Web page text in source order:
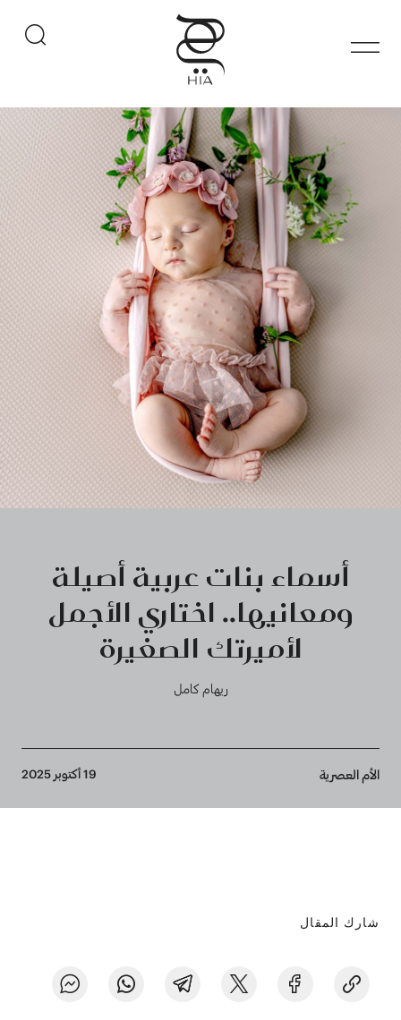
أسماء بنات عربية أصيلة
ومعانيها.. اختاري الأجمل
لأميرتك الصغيرة
ريهام كامل
Breadcrumb
الأم العصرية 19 أكتوبر 2025
شارك المقال